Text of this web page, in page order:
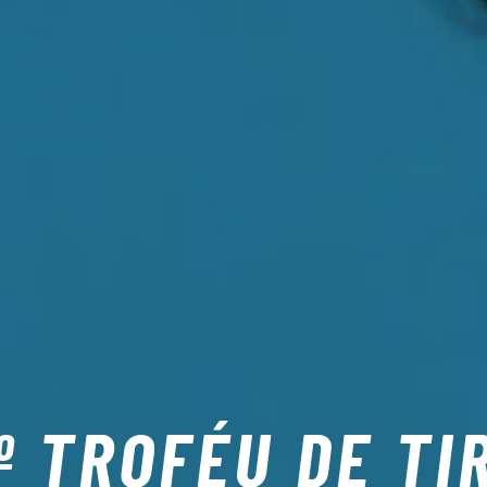
TROFÉU DE